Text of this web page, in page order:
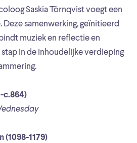
Saskia Törnqvist voegt een
samenwerking, geïnitieerd
muziek en reflectie en
in de inhoudelijke verdieping
c.864)
(1098-1179)